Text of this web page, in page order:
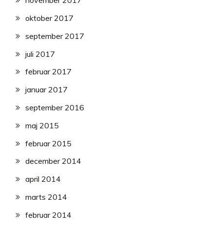
oktober 2017
september 2017
juli 2017
februar 2017
januar 2017
september 2016
maj 2015
februar 2015
december 2014
april 2014
marts 2014
februar 2014